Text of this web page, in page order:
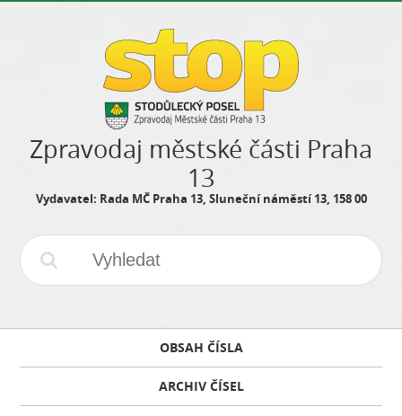
Zpravodaj městské části Praha
13
Vydavatel: Rada MČ Praha 13, Sluneční náměstí 13, 158 00
OBSAH ČÍSLA
ARCHIV ČÍSEL